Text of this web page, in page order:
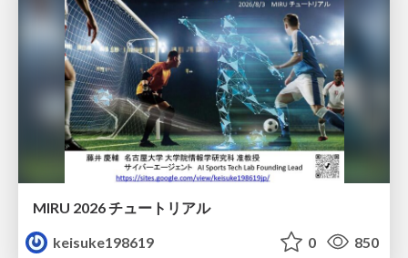
MIRU 2026 チュートリアル
keisuke198619
0 850